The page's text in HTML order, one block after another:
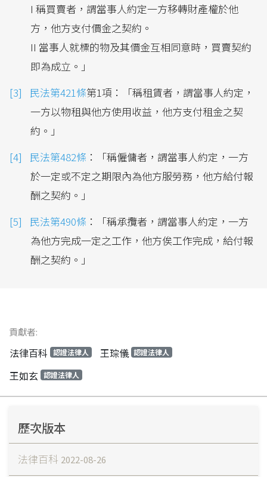
I 稱買賣者，謂當事人約定一方移轉財產權於他
方，他方支付價金之契約。
II 當事人就標的物及其價金互相同意時，買賣契約
即為成立。」
民法第421條第1項：「稱租賃者，謂當事人約定，
一方以物租與他方使用收益，他方支付租金之契
約。」
民法第482條 ：「稱僱傭者，謂當事人約定，一方
於一定或不定之期限內為他方服勞務，他方給付報
酬之契約。」
民法第490條 ：「稱承攬者，謂當事人約定，一方
為他方完成一定之工作，他方俟工作完成，給付報
酬之契約。」
貢獻者:
法律百科 認證法律人 王琮儀 認證法律人
王如玄 認證法律人
歷次版本
法律百科 2022-08-26